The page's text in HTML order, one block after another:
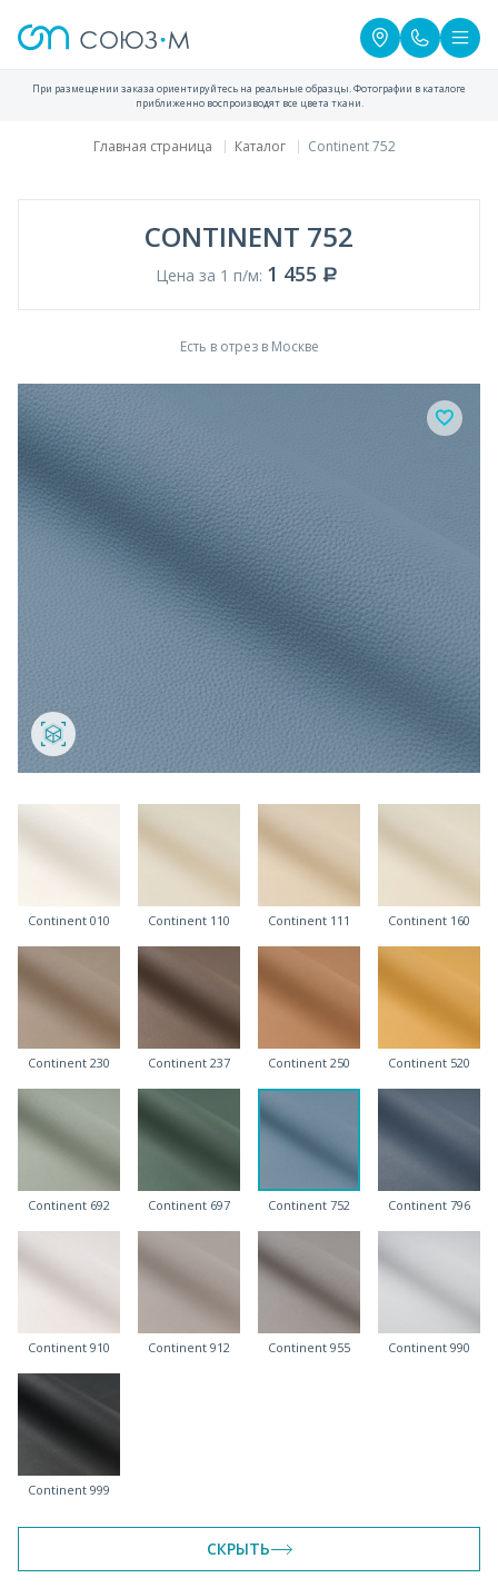
При размещении заказа ориентируйтесь на реальные образцы. Фотографии в каталоге
приближенно воспроизводят все цвета ткани.
Главная страница Каталог Continent 752
CONTINENT 752
Цена за 1 п/м: 1 455
Есть в отрез в Москве
Continent 010 Continent 110 Continent 111 Continent 160
Continent 230 Continent 237 Continent 250 Continent 520
Continent 692 Continent 697 Continent 752 Continent 796
Continent 910 Continent 912 Continent 955 Continent 990
Continent 999
СКРЫТЬ